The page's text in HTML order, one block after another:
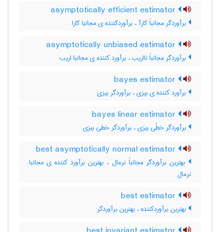
برآوردگر مجانباً کارآ ، برآوردکننده ی مجانبا کارا
برآوردگر مجانباً نااریب ، برآورد کننده ی مجانبا اریب
برآورد کننده ی بیزی ، برآوردگر بیزی
برآوردگر خطّی بیزی ، برآوردگر خطی بیزی
بهترین برآوردگر مجانباً نرمال ، بهترین برآورد کننده ی مجانبا
نرمال
بهترین برآوردکننده ، بهترین برآوردگر